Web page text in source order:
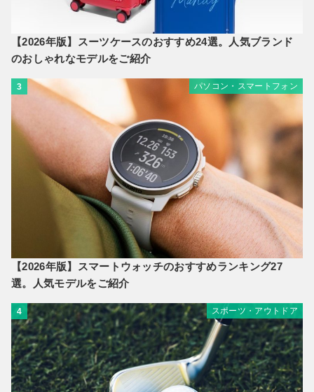
【2026年版】スーツケースのおすすめ24選。人気ブランド
のおしゃれなモデルをご紹介
3 パソコン・スマートフォン
【2026年版】スマートウォッチのおすすめランキング27
選。人気モデルをご紹介
4 スポーツ・アウトドア